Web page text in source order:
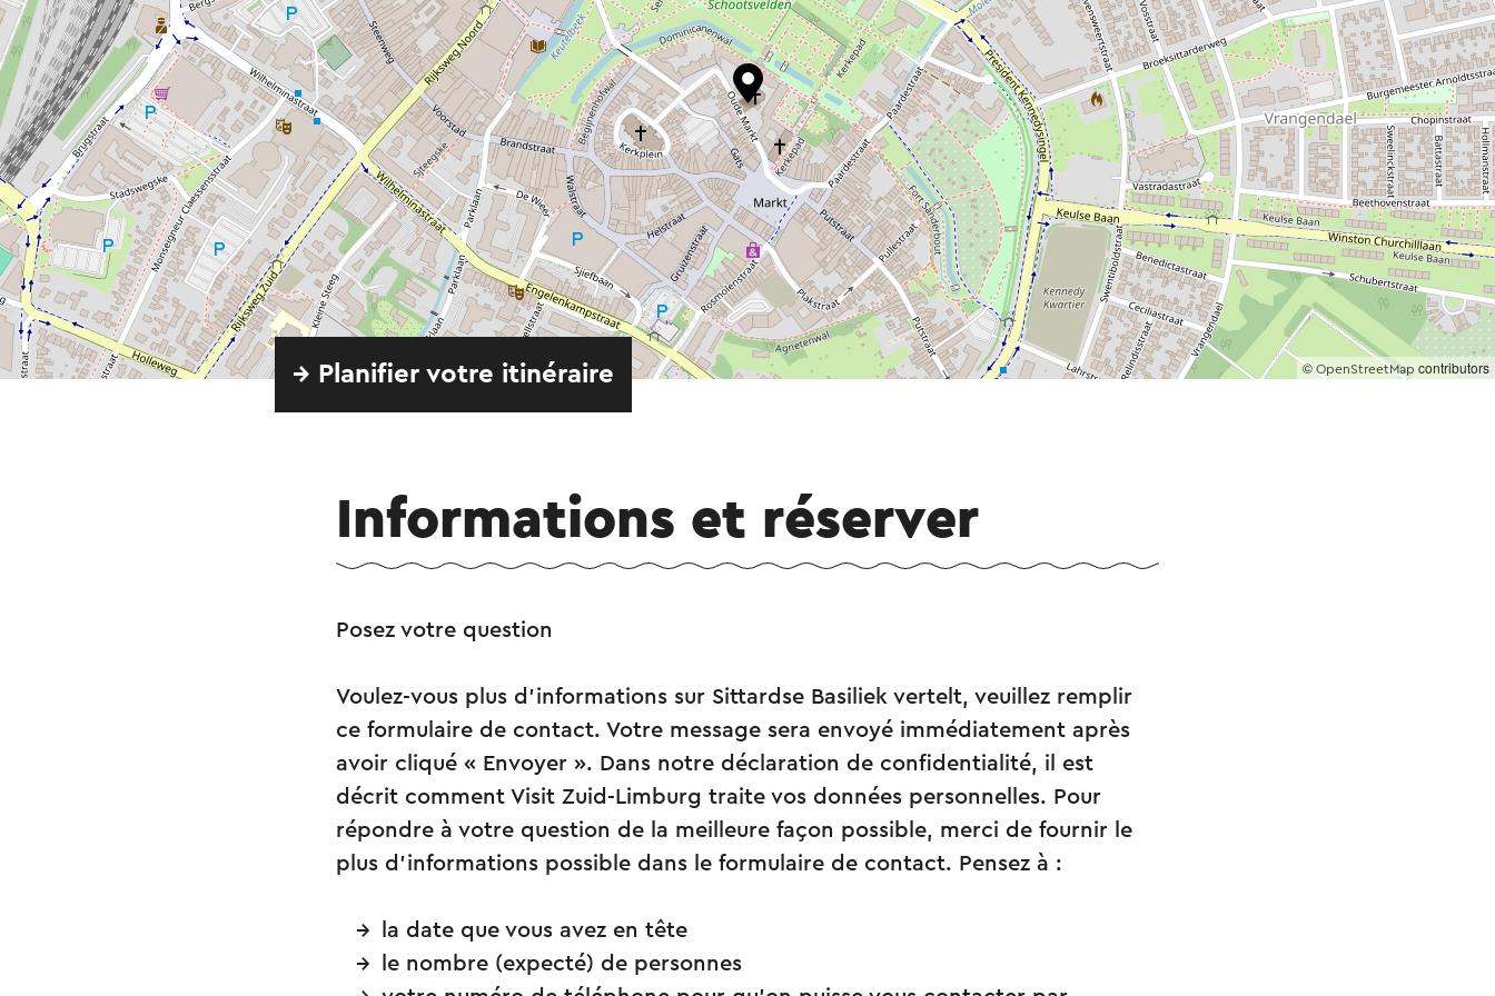
©OpenStreetMap contributors
→ Planifier votre itinéraire
Informations et réserver
Posez votre question
Voulez-vous plus d’informations sur Sittardse Basiliek vertelt, veuillez remplir
ce formulaire de contact. Votre message sera envoyé immédiatement après
avoir cliqué « Envoyer ». Dans notre déclaration de confidentialité, il est
décrit comment Visit Zuid-Limburg traite vos données personnelles. Pour
répondre à votre question de la meilleure façon possible, merci de fournir le
plus d’informations possible dans le formulaire de contact. Pensez à :
la date que vous avez en tête
le nombre (expecté) de personnes